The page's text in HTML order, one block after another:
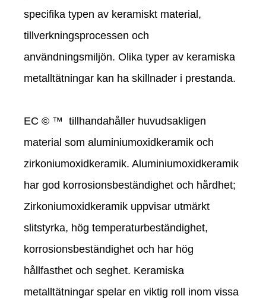
specifika typen av keramiskt material,
tillverkningsprocessen och
användningsmiljön. Olika typer av keramiska
metalltätningar kan ha skillnader i prestanda.
EC © ™ tillhandahåller huvudsakligen
material som aluminiumoxidkeramik och
zirkoniumoxidkeramik. Aluminiumoxidkeramik
har god korrosionsbeständighet och hårdhet;
Zirkoniumoxidkeramik uppvisar utmärkt
slitstyrka, hög temperaturbeständighet,
korrosionsbeständighet och har hög
hållfasthet och seghet. Keramiska
metalltätningar spelar en viktig roll inom vissa